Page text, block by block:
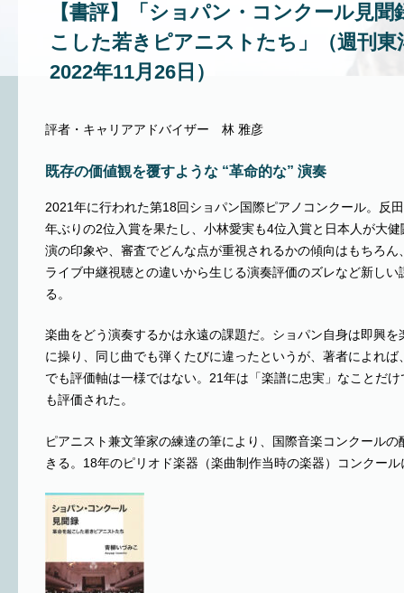
【書評】「ショパン・コンクール見
こした若きピアニストたち」（週刊東
2022年11月26日）
評者・キャリアアドバイザー 林 雅彦
既存の価値観を覆すような “革命的な” 演奏
2021年に行われた第18回ショパン国際ピアノコンクール。反
年ぶりの2位入賞を果たし、小林愛実も4位入賞と日本人が大
演の印象や、審査でどんな点が重視されるかの傾向はもちろん
ライブ中継視聴との違いから生じる演奏評価のズレなど新しい
る。
楽曲をどう演奏するかは永遠の課題だ。ショパン自身は即興を
に操り、同じ曲でも弾くたびに違ったというが、著者によれば
でも評価軸は一様ではない。21年は「楽譜に忠実」なことだ
も評価された。
ピアニスト兼文筆家の練達の筆により、国際音楽コンクール
きる。18年のピリオド楽器（楽曲制作当時の楽器）コンクー